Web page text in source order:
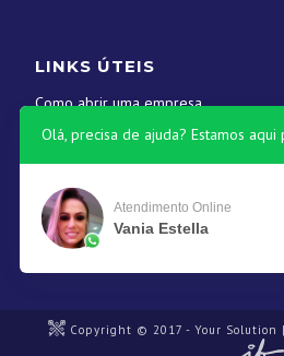
LINKS ÚTEIS
Como abrir uma empresa
Contato
CONTATOS
(61) 3546-1845
Copyright © 2017 - Your Solution
Olá, precisa de ajuda? Estamos aqui
Atendimento Online
Vania Estella